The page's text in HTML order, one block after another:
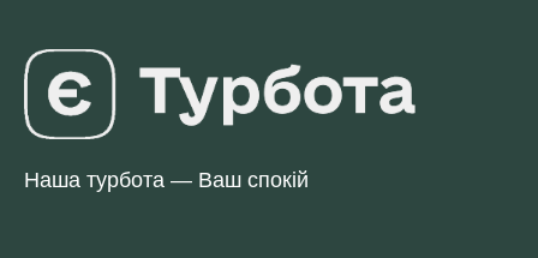
Наша турбота — Ваш спокій